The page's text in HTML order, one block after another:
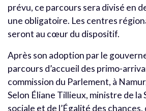
prévu, ce parcours sera divisé en
une obligatoire. Les centres
seront au cœur du dispositif.
Après son adoption par le
parcours d’accueil des primo-
commission du Parlement, à
Selon Éliane Tillieux, ministre de la
sociale et de l’Égalité des